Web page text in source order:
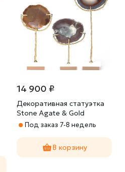
14 900 ₽
Декоративная статуэтка
Stone Agate & Gold
Под заказ 7-8 недель
В корзину